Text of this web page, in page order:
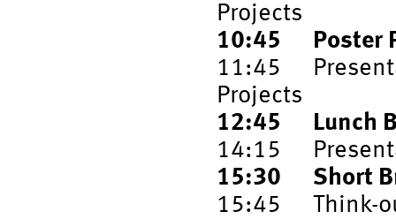
Projects
10:45 Poster
11:45
Projects
12:45 Lunch
14:15
15:30 Short
15:45 Think-